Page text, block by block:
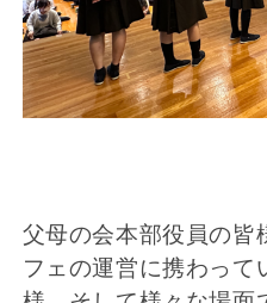
父母の会本部役員の皆
フェの運営に携わって